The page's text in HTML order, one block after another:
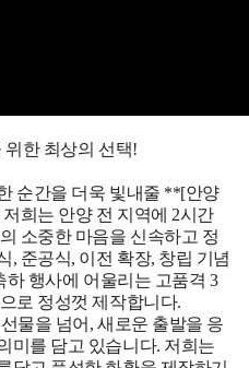
위한 최상의 선택!
순간을 더욱 빛내줄 **[안양
희는 안양 전 지역에 2시간
소중한 마음을 신속하고 정
, 준공식, 이전 확장, 창립 기념
하 행사에 어울리는 고품격 3
로 정성껏 제작합니다.
물을 넘어, 새로운 출발을 응
미를 담고 있습니다. 저희는